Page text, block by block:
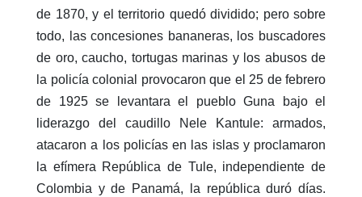
de 1870, y el territorio quedó dividido; pero sobre
todo, las concesiones bananeras, los buscadores
de oro, caucho, tortugas marinas y los abusos de
la policía colonial provocaron que el 25 de febrero
de 1925 se levantara el pueblo Guna bajo el
liderazgo del caudillo Nele Kantule: armados,
atacaron a los policías en las islas y proclamaron
la efímera República de Tule, independiente de
Colombia y de Panamá, la república duró días.